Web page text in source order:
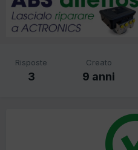
Risposte
3
Creato
9 anni